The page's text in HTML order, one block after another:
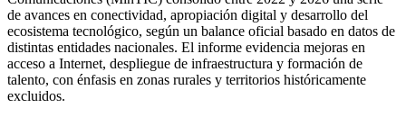
de avances en conectividad, apropiación digital y desarrollo del
ecosistema tecnológico, según un balance oficial basado en datos de
distintas entidades nacionales. El informe evidencia mejoras en
acceso a Internet, despliegue de infraestructura y formación de
talento, con énfasis en zonas rurales y territorios históricamente
excluidos.